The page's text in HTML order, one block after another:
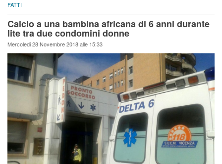
FATTI
Calcio a una bambina africana di 6 anni durante
lite tra due condomini donne
Mercoledi 28 Novembre 2018 alle 15:33